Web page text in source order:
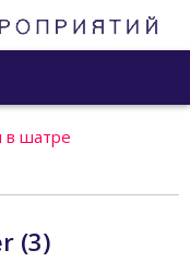
в шатре
(3)